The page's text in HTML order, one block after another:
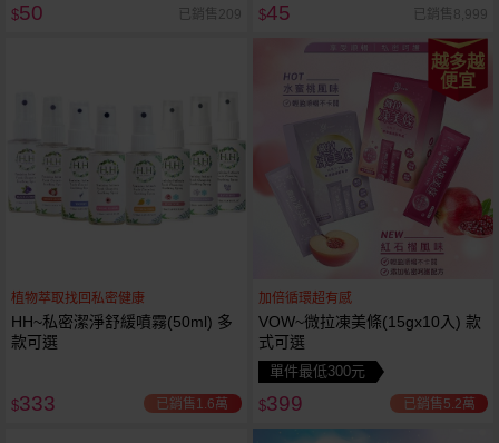
$50 已銷售209 $45 已銷售8,999
植物萃取找回私密健康
HH~私密潔淨舒緩噴霧(50ml) 多
款可選
$333 已銷售1.6萬
越多越
便宜
加倍循環超有感
VOW~微拉凍美條(15gx10入) 款
式可選
單件最低300元
$399 已銷售5.2萬